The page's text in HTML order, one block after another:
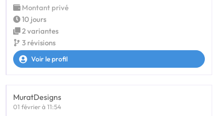
Montant privé
10 jours
2 variantes
3 révisions
Voir le profil
MuratDesigns
01 février à 11:54